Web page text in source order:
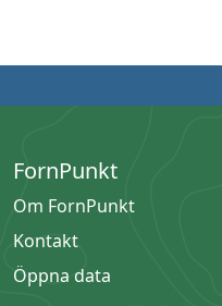
FornPunkt
Om FornPunkt
Kontakt
Öppna data